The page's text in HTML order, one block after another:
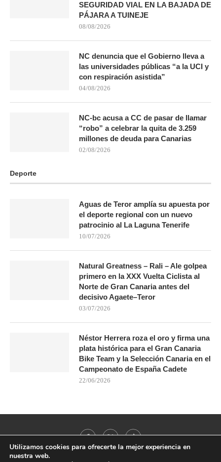
SEGURIDAD VIAL EN LA BAJADA DE
PÁJARA A TUINEJE
08/08/2026
NC denuncia que el Gobierno lleva a
las universidades públicas “a la UCI y
con respiración asistida”
04/08/2026
NC-bc acusa a CC de pasar de llamar
“robo” a celebrar la quita de 3.259
millones de deuda para Canarias
02/08/2026
Deporte
Aguas de Teror amplía su apuesta por
el deporte regional con un nuevo
patrocinio al La Laguna Tenerife
10/07/2026
Natural Greatness – Rali – Ale golpea
primero en la XXX Vuelta Ciclista al
Norte de Gran Canaria antes del
decisivo Agaete–Teror
03/07/2026
Néstor Herrera roza el oro y firma una
plata histórica para el Gran Canaria
Bike Team y la Selección Canaria en el
Campeonato de España Cadete
22/06/2026
Utilizamos cookies para ofrecerte la mejor experiencia en
nuestra web.